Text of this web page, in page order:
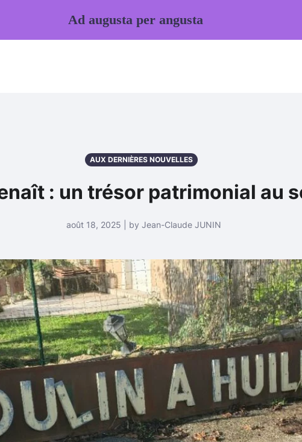
AUX DERNIÈRES NOUVELLES
: un trésor patrimonial au
août 18, 2025 | by Jean-Claude JUNIN
Ad augusta per angusta